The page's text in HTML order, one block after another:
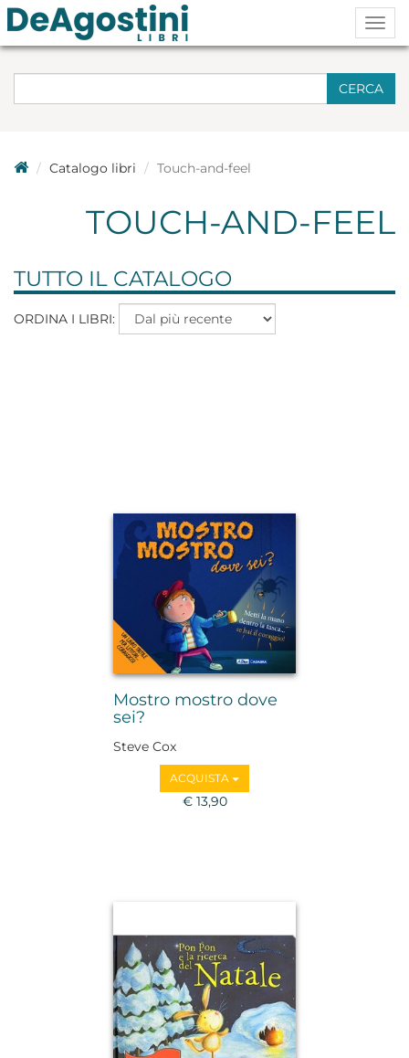
CERCA
Catalogo libri Touch-and-feel
TOUCH-AND-FEEL
TUTTO IL CATALOGO
ORDINA I LIBRI:
Mostro mostro dove
sei?
Steve Cox
ACQUISTA
€ 13,90